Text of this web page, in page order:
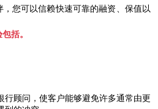
您可以信赖快速可靠的融资、保值以
括。
顾问，使客户能够避免许多通常由更